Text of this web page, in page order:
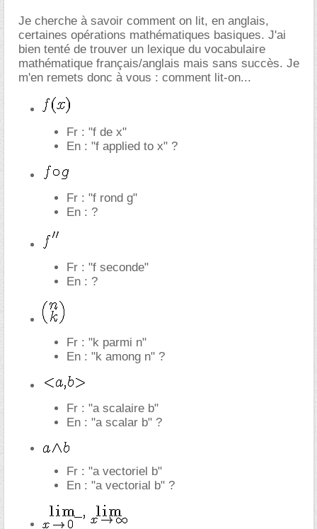
Je cherche à savoir comment on lit, en anglais,
certaines opérations mathématiques basiques. J'ai
bien tenté de trouver un lexique du vocabulaire
mathématique français/anglais mais sans succès. Je
m'en remets donc à vous : comment lit-on...
Fr : "f de x"
En : "f applied to x" ?
Fr : "f rond g"
En : ?
Fr : "f seconde"
En : ?
Fr : "k parmi n"
En : "k among n" ?
Fr : "a scalaire b"
En : "a scalar b" ?
Fr : "a vectoriel b"
En : "a vectorial b" ?